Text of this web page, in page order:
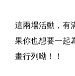
這兩場活動，有
果你也想要一起
畫行列呦！！